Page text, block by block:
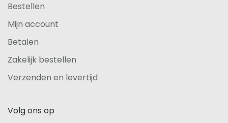
Bestellen
Mijn account
Betalen
Zakelijk bestellen
Verzenden en levertijd
Volg ons op